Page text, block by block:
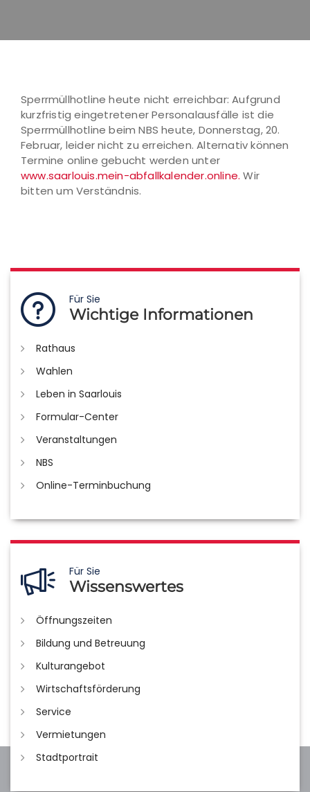
Sperrmüllhotline heute nicht erreichbar: Aufgrund
kurzfristig eingetretener Personalausfälle ist die
Sperrmüllhotline beim NBS heute, Donnerstag, 20.
Februar, leider nicht zu erreichen. Alternativ können
Termine online gebucht werden unter
www.saarlouis.mein-abfallkalender.online. Wir
bitten um Verständnis.
Für Sie
Wichtige Informationen
Rathaus
Wahlen
Leben in Saarlouis
Formular-Center
Veranstaltungen
NBS
Online-Terminbuchung
Für Sie
Wissenswertes
Öffnungszeiten
Bildung und Betreuung
Kulturangebot
Wirtschaftsförderung
Service
Vermietungen
Stadtportrait